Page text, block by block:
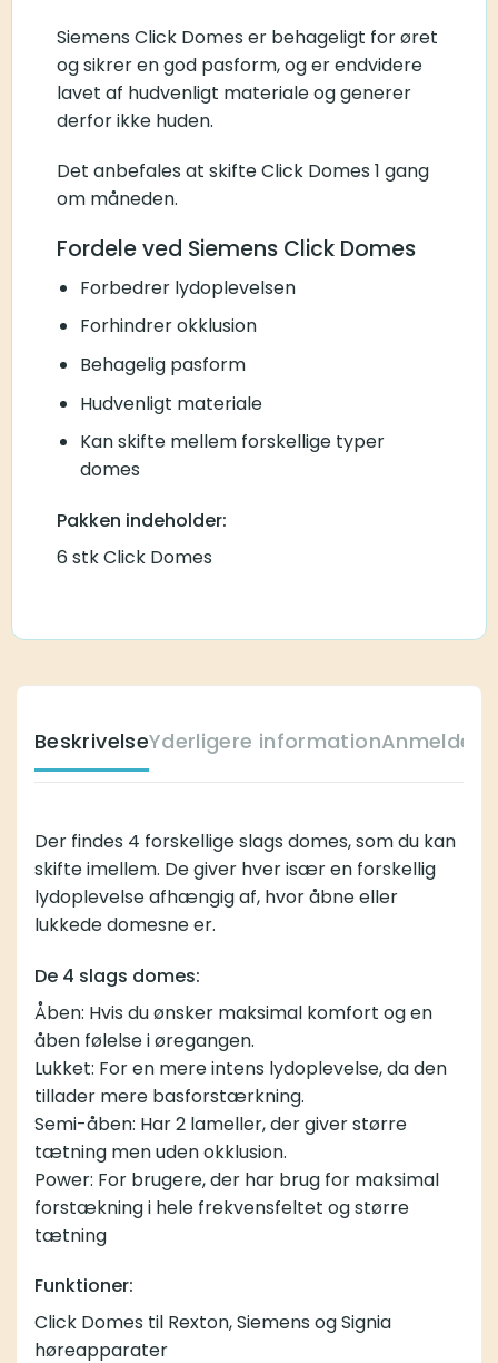
Siemens Click Domes er behageligt for øret
og sikrer en god pasform, og er endvidere
lavet af hudvenligt materiale og generer
derfor ikke huden.
Det anbefales at skifte Click Domes 1 gang
om måneden.
Fordele ved Siemens Click Domes
Forbedrer lydoplevelsen
Forhindrer okklusion
Behagelig pasform
Hudvenligt materiale
Kan skifte mellem forskellige typer
domes
Pakken indeholder:
6 stk Click Domes
BeskrivelseYderligere information
Der findes 4 forskellige slags domes, som du kan
skifte imellem. De giver hver især en forskellig
lydoplevelse afhængig af, hvor åbne eller
lukkede domesne er.
De 4 slags domes:
Åben: Hvis du ønsker maksimal komfort og en
åben følelse i øregangen.
Lukket: For en mere intens lydoplevelse, da den
tillader mere basforstærkning.
Semi-åben: Har 2 lameller, der giver større
tætning men uden okklusion.
Power: For brugere, der har brug for maksimal
forstækning i hele frekvensfeltet og større
tætning
Funktioner:
Click Domes til Rexton, Siemens og Signia
høreapparater